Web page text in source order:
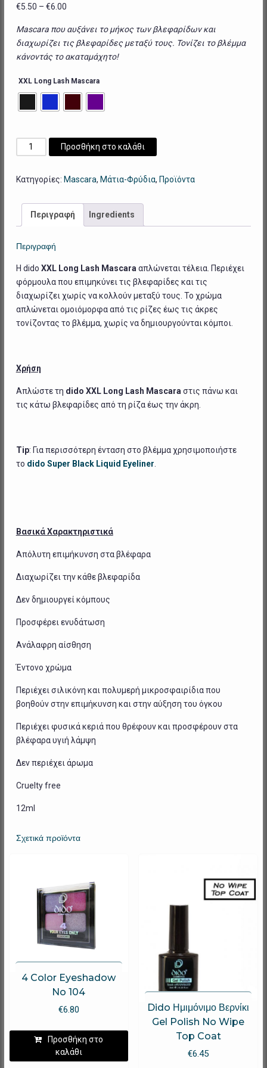
€5.50 – €6.00Price
€5.50
through
€6.00
Mascaraπου αυξάνει το μήκος των βλεφαρίδων και
διαχωρίζει τις βλεφαρίδες μεταξύ τους. Τονίζει το βλέμμα
κάνοντάς το ακαταμάχητο!
XXL Long Lash Mascara
XXL
Long
Mascara
Προσθήκη στο καλάθι
Κατηγορίες: Mascara, Μάτια-Φρύδια, Προϊόντα
Περιγραφή Ingredients
Περιγραφή
Η dido XXL Long Lash Mascara απλώνεται τέλεια. Περιέχει
φόρμουλα που επιμηκύνει τις βλεφαρίδες και τις
διαχωρίζει χωρίς να κολλούν μεταξύ τους. Το χρώμα
απλώνεται ομοιόμορφα από τις ρίζες έως τις άκρες
τονίζοντας το βλέμμα, χωρίς να δημιουργούνται κόμποι.
Χρήση
Απλώστε τη dido XXL Long Lash Mascara στις πάνω και
τις κάτω βλεφαρίδες από τη ρίζα έως την άκρη.
Tip: Για περισσότερη ένταση στο βλέμμα χρησιμοποιήστε
το dido Super Black Liquid Eyeliner
Βασικά Χαρακτηριστικά
Απόλυτη επιμήκυνση στα βλέφαρα
Διαχωρίζει την κάθε βλεφαρίδα
Δεν δημιουργεί κόμπους
Προσφέρει ενυδάτωση
Ανάλαφρη αίσθηση
Έντονο χρώμα
Περιέχει σιλικόνη και πολυμερή μικροσφαιρίδια που
βοηθούν στην επιμήκυνση και στην αύξηση του όγκου
Περιέχει φυσικά κεριά που θρέφουν και προσφέρουν στα
βλέφαρα υγιή λάμψη
Δεν περιέχει άρωμα
Cruelty free
12ml
Σχετικά προϊόντα
4 Color Eyeshadow
No 104
€6.80
Προσθήκη στο
καλάθι
Dido Ημιμόνιμο Βερνίκι
Gel Polish No Wipe
Top Coat
€6.45